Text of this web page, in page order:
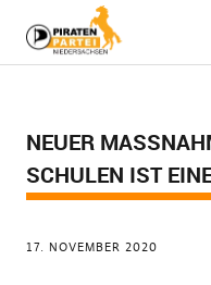
NEUER
CHULEN IST EINE
17. NOVEMBER 2020